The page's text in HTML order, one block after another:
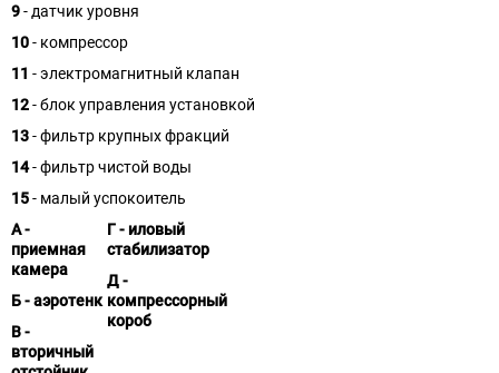
9- датчик уровня
10- компрессор
11 - электромагнитный клапан
12- блок управления установкой
13- фильтр крупных фракций
14- фильтр чистой воды
15- малый успокоитель
А -
приемная
камера
Б - аэротенк
В -
вторичный
Г - иловый
стабилизатор
Д -
компрессорный
короб